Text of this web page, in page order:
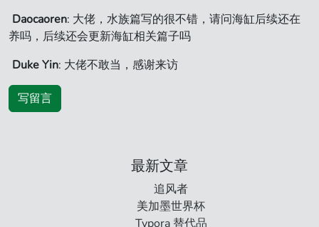
Daocaoren: 大佬，水族篇写的很不错，请问海缸后续还在
养吗，后续还会更新海缸相关篇子吗
Duke Yin: 大佬不敢当，感谢来访
写留言
最新文章
追风者
美加墨世界杯
Typora 替代品